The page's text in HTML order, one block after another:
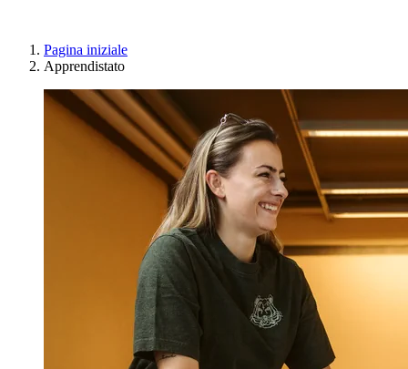
Pagina iniziale
Apprendistato